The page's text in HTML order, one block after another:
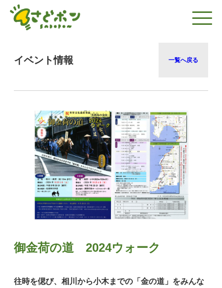
イベント情報 一覧へ戻る
御金荷の道 2024ウォーク
往時を偲び、相川から小木までの「金の道」をみんな